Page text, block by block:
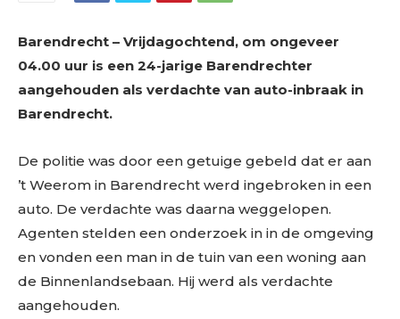
Barendrecht – Vrijdagochtend, om ongeveer
04.00 uur is een 24-jarige Barendrechter
aangehouden als verdachte van auto-inbraak in
Barendrecht.
De politie was door een getuige gebeld dat er aan
’t Weerom in Barendrecht werd ingebroken in een
auto. De verdachte was daarna weggelopen.
Agenten stelden een onderzoek in in de omgeving
en vonden een man in de tuin van een woning aan
de Binnenlandsebaan. Hij werd als verdachte
aangehouden.